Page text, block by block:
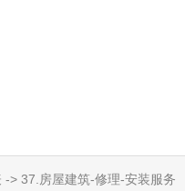
> 37.房屋建筑-修理-安装服务